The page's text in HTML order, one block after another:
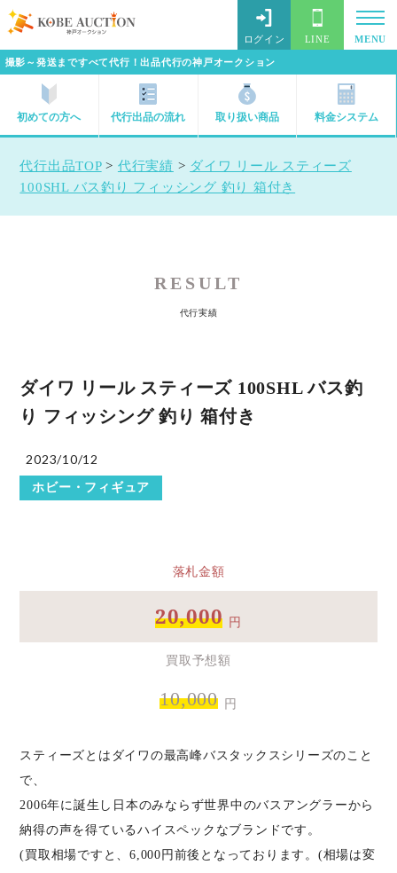
撮影～発送まですべて代行！出品代行の神戸オークション
ログイン LINE MENU
初めての方へ 代行出品の流れ 取り扱い商品 料金システム
代行出品TOP> 代行実績 > ダイワ リール スティーズ
100SHL バス釣り フィッシング 釣り 箱付き
RESULT
代行実績
ダイワ リール スティーズ 100SHL バス釣
り フィッシング 釣り 箱付き
2023/10/12
ホビー・フィギュア
落札金額
20,000 円
買取予想額
10,000 円
スティーズとはダイワの最高峰バスタックスシリーズのこと
で、
2006年に誕生し日本のみならず世界中のバスアングラーから
納得の声を得ているハイスペックなブランドです。
(買取相場ですと、6,000円前後となっております。(相場は変